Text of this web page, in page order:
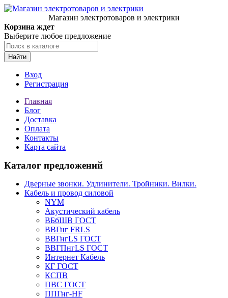
Магазин электротоваров и электрики
Корзина ждет
Выберите любое предложение
Найти
Вход
Регистрация
Главная
Блог
Доставка
Оплата
Контакты
Карта сайта
Каталог предложений
Дверные звонки. Удлинители. Тройники. Вилки.
Кабель и провод силовой
NYM
Акустический кабель
ВБбШВ ГОСТ
ВВГнг FRLS
ВВГнгLS ГОСТ
ВВГПнгLS ГОСТ
Интернет Кабель
КГ ГОСТ
КСПВ
ПВС ГОСТ
ППГнг-HF